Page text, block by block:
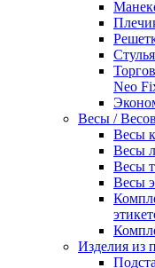
Стулья
Neo
Весы /
Весы
Весы
Весы
Весы
Изделия из